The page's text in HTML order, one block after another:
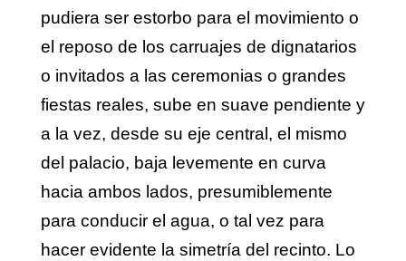
pudiera ser estorbo para el movimiento o
el reposo de los carruajes de dignatarios
o invitados a las ceremonias o grandes
fiestas reales, sube en suave pendiente y
a la vez, desde su eje central, el mismo
del palacio, baja levemente en curva
hacia ambos lados, presumiblemente
para conducir el agua, o tal vez para
hacer evidente la simetría del recinto. Lo